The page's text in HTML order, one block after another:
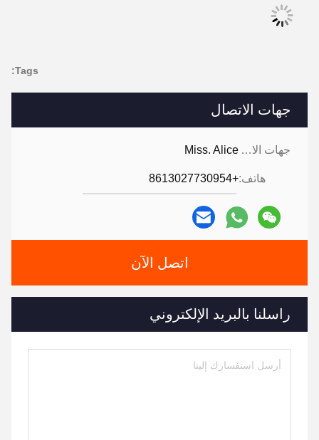
جهات الاتصال
جهات الاتصال: Miss. Alice
هاتف:+8613027730954
اتصل الآن
راسلنا بالبريد الإلكتروني
Tags: